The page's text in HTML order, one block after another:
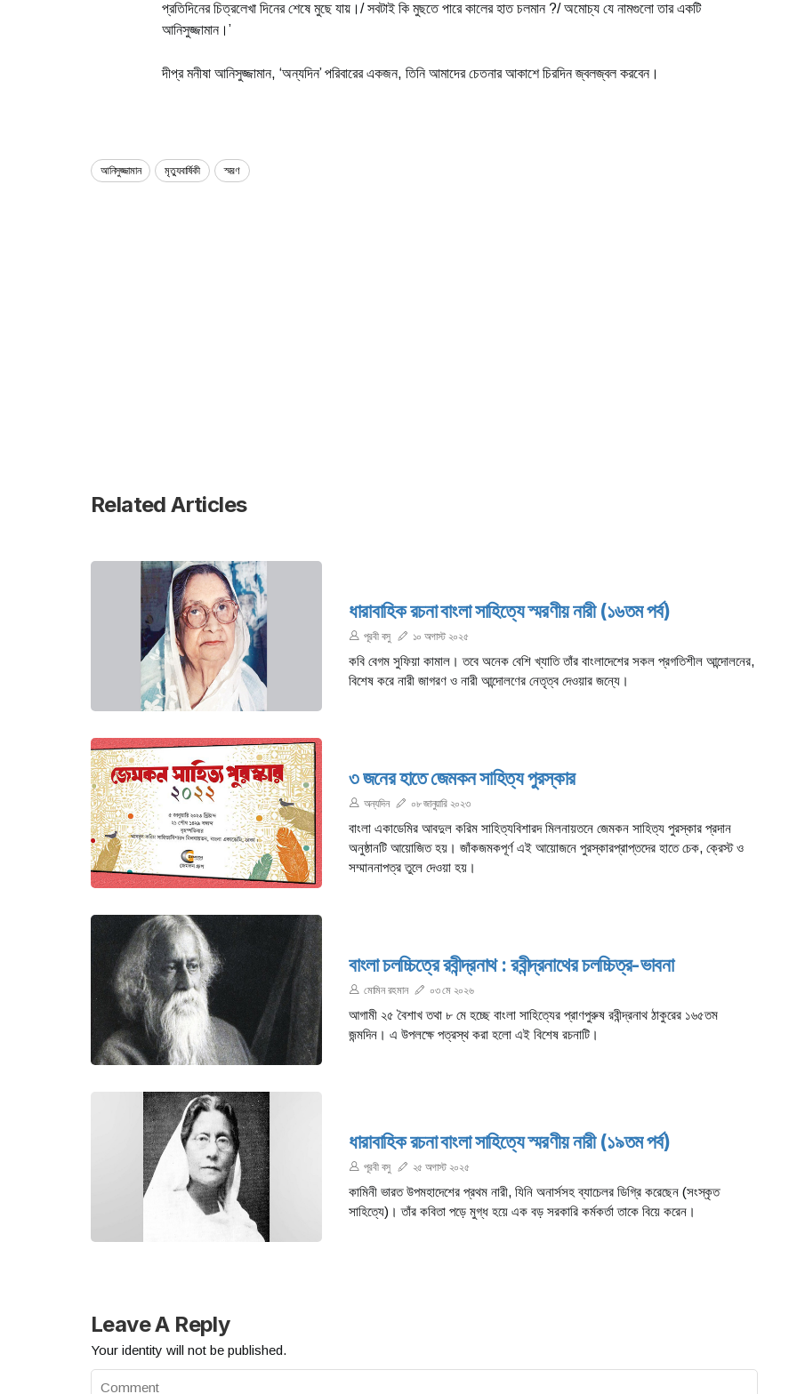
প্রতিদিনের চিত্রলেখা দিনের শেষে মুছে যায়।/ সবটাই কি মুছতে পারে কালের হাত চলমান ?/ অমোচ্য যে নামগুলো তার একটি
আনিসুজ্জামান।’
দীপ্র মনীষা আনিসুজ্জামান, ‘অন্যদিন’ পরিবারের একজন, তিনি আমাদের চেতনার আকাশে চিরদিন জ্বলজ্বল করবেন।
আনিসুজ্জামান মৃত্যুবার্ষিকী স্মরণ
Related Articles
ধারাবাহিক রচনা বাংলা সাহিত্যে স্মরণীয় নারী (১৬তম পর্ব)
পূরবী বসু ১০ অগাস্ট ২০২৫
কবি বেগম সুফিয়া কামাল। তবে অনেক বেশি খ্যাতি তাঁর বাংলাদেশের সকল প্রগতিশীল আন্দোলনের,
বিশেষ করে নারী জাগরণ ও নারী আন্দোলণের নেতৃত্ব দেওয়ার জন্যে।
৩ জনের হাতে জেমকন সাহিত্য পুরস্কার
অন্যদিন ০৮ জানুয়ারি ২০২৩
বাংলা একাডেমির আবদুল করিম সাহিত্যবিশারদ মিলনায়তনে জেমকন সাহিত্য পুরস্কার প্রদান
অনুষ্ঠানটি আয়োজিত হয়। জাঁকজমকপূর্ণ এই আয়োজনে পুরস্কারপ্রাপ্তদের হাতে চেক, ক্রেস্ট ও
সম্মাননাপত্র তুলে দেওয়া হয়।
বাংলা চলচ্চিত্রে রবীন্দ্রনাথ : রবীন্দ্রনাথের চলচ্চিত্র-ভাবনা
মোমিন রহমান ০৩ মে ২০২৬
আগামী ২৫ বৈশাখ তথা ৮ মে হচ্ছে বাংলা সাহিত্যের প্রাণপুরুষ রবীন্দ্রনাথ ঠাকুরের ১৬৫তম
জন্মদিন। এ উপলক্ষে পত্রস্থ করা হলো এই বিশেষ রচনাটি।
ধারাবাহিক রচনা বাংলা সাহিত্যে স্মরণীয় নারী (১৯তম পর্ব)
পূরবী বসু ২৫ অগাস্ট ২০২৫
কামিনী ভারত উপমহাদেশের প্রথম নারী, যিনি অনার্সসহ ব্যাচেলর ডিগ্রি করেছেন (সংস্কৃত
সাহিত্যে)। তাঁর কবিতা পড়ে মুগ্ধ হয়ে এক বড় সরকারি কর্মকর্তা তাকে বিয়ে করেন।
Leave A Reply
Your identity will not be published.